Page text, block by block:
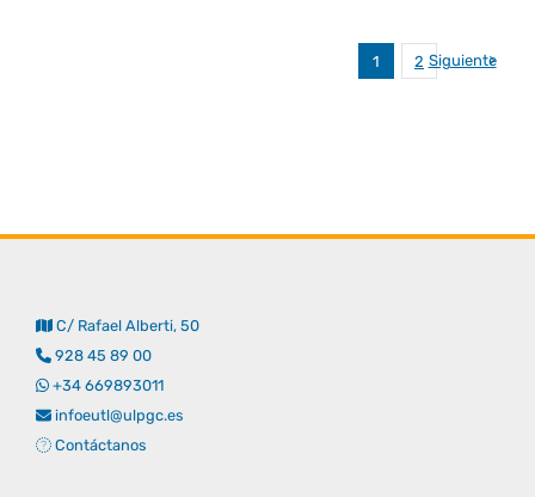
1 2 Siguiente
C/ Rafael Alberti, 50
928 45 89 00
+34 669893011
infoeutl@ulpgc.es
Contáctanos